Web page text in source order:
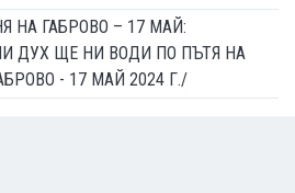
НА ГАБРОВО – 17 МАЙ:
ДУХ ЩЕ НИ ВОДИ ПО ПЪТЯ НА
- 17 МАЙ 2024 Г./